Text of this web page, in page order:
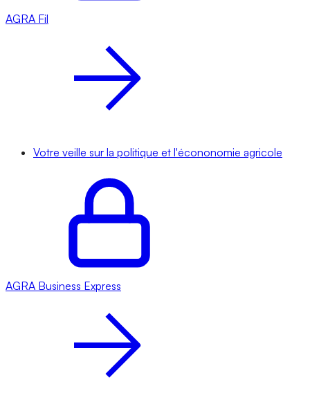
AGRA Fil
Votre veille sur la politique et l'écononomie agricole
AGRA Business Express